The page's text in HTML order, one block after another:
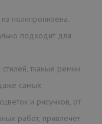
полипропилена.
подходит для
тканые ремни
самых
и рисунков, от
работ, привлечет